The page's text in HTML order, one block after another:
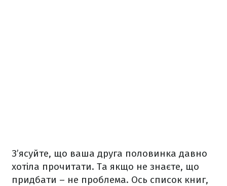
З’ясуйте, що ваша друга половинка давно
хотіла прочитати. Та якщо не знаєте, що
придбати – не проблема. Ось список книг,